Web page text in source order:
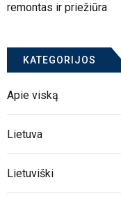
remontas ir priežiūra
KATEGORIJOS
Apie viską
Lietuva
Lietuviški